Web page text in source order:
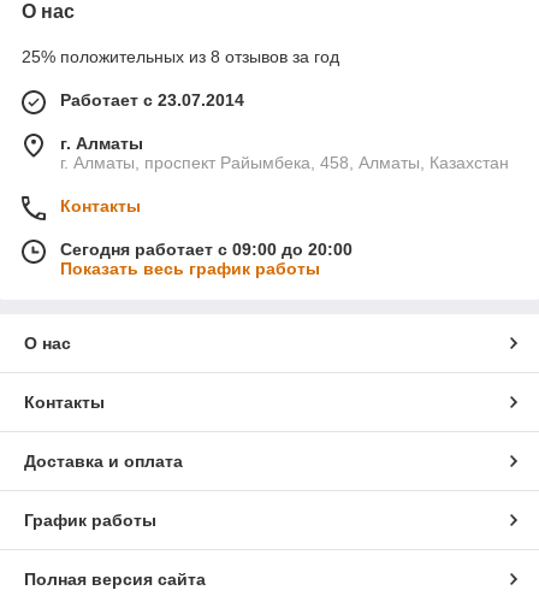
О нас
25% положительных из 8 отзывов за год
Работает с 23.07.2014
г. Алматы
г. Алматы, проспект Райымбека, 458, Алматы, Казахстан
Контакты
Сегодня работает с 09:00 до 20:00
Показать весь график работы
О нас
Контакты
Доставка и оплата
График работы
Полная версия сайта